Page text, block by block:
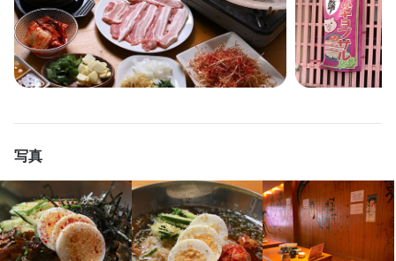
写真
連絡先
066-774-5225
秋山卓志
最終更新日2026/03/09
連絡先
066-774-5225
法人名・事業者名
最終更新日2026/02/15